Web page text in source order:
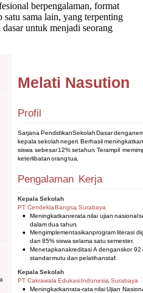
berpengalaman, format
sama lain, yang terpenting
untuk menjadi seorang